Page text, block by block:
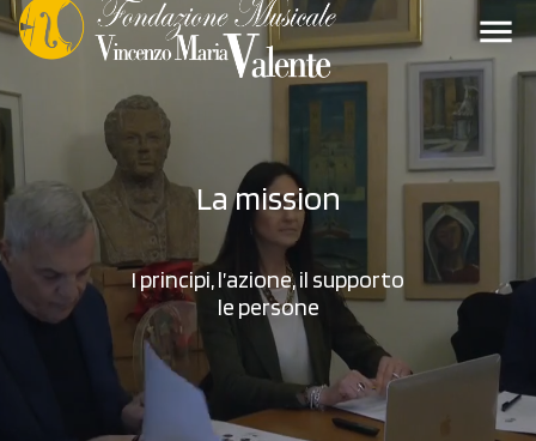
menu
La mission
I principi, l’azione, il supporto
le persone